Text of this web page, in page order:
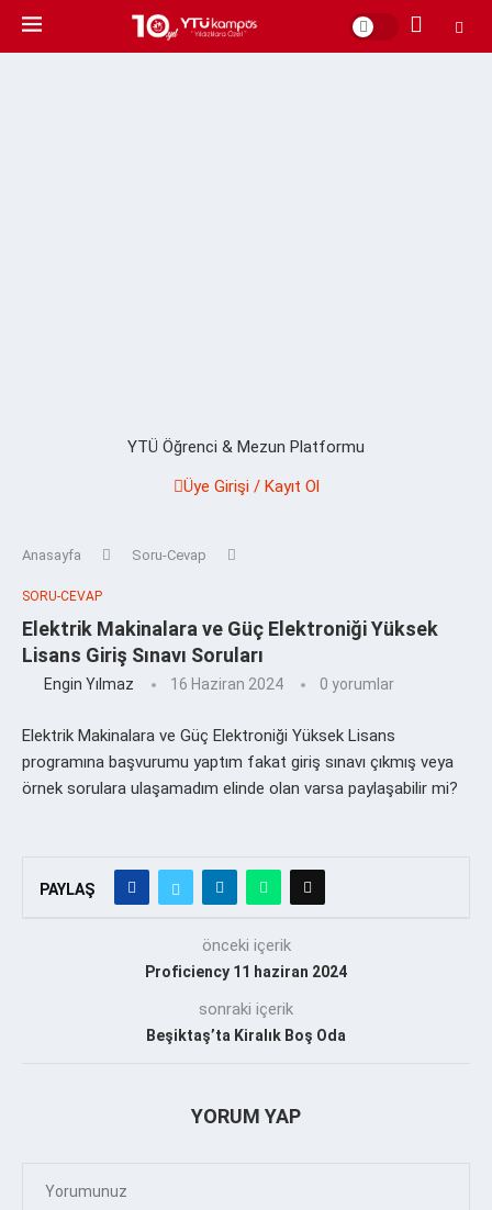
YTÜ Öğrenci & Mezun Platformu
Üye Girişi / Kayıt Ol
Anasayfa Soru-Cevap
SORU-CEVAP
Elektrik Makinalara ve Güç Elektroniği Yüksek
Lisans Giriş Sınavı Soruları
Engin Yılmaz 16 Haziran 2024 0 yorumlar
Elektrik Makinalara ve Güç Elektroniği Yüksek Lisans
programına başvurumu yaptım fakat giriş sınavı çıkmış veya
örnek sorulara ulaşamadım elinde olan varsa paylaşabilir mi?
PAYLAŞ
önceki içerik
Proficiency 11 haziran 2024
sonraki içerik
Beşiktaş’ta Kiralık Boş Oda
YORUM YAP